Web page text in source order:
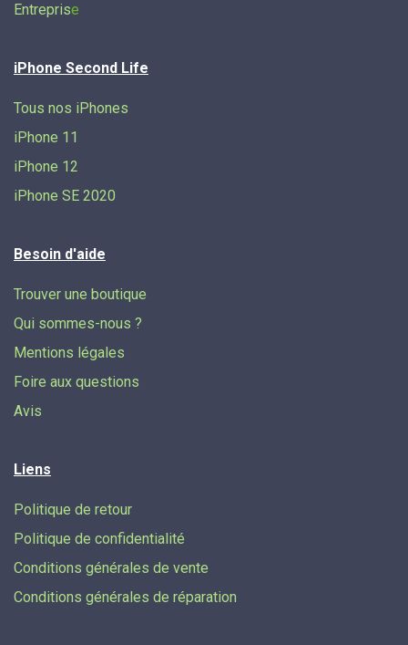
Entreprise
iPhone Second Life
Tous nos iPhones
iPhone 11
iPhone 12
iPhone SE 2020
Besoin d'aide
Trouver une boutique
Qui sommes-nous ?
Mentions légales
Foire aux questions
Avis
Liens
Politique de retour
Politique de confidentialité
Conditions générales de vente
Conditions générales de réparation